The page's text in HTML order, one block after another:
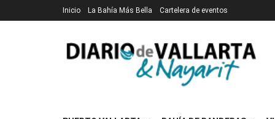
Inicio La Bahía Más Bella Cartelera de eventos